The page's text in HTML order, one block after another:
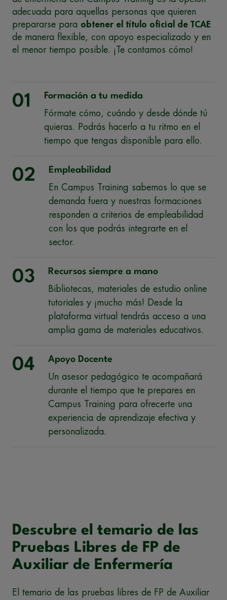
adecuada para aquellas personas que quieren
prepararse para obtener el título oficial de TCAE
de manera flexible, con apoyo especializado y en
el menor tiempo posible. ¡Te contamos cómo!
01
Formación a tu medida
Fórmate cómo, cuándo y desde dónde tú
quieras. Podrás hacerlo a tu ritmo en el
tiempo que tengas disponible para ello.
02
Empleabilidad
En Campus Training sabemos lo que se
demanda fuera y nuestras formaciones
responden a criterios de empleabilidad
con los que podrás integrarte en el
sector.
03
Recursos siempre a mano
Bibliotecas, materiales de estudio online
tutoriales y ¡mucho más! Desde la
plataforma virtual tendrás acceso a una
amplia gama de materiales educativos.
04
Apoyo Docente
Un asesor pedagógico te acompañará
durante el tiempo que te prepares en
Campus Training para ofrecerte una
experiencia de aprendizaje efectiva y
personalizada.
Descubre el temario de las
Pruebas Libres de FP de
Auxiliar de Enfermería
El temario de las pruebas libres de FP de Auxiliar